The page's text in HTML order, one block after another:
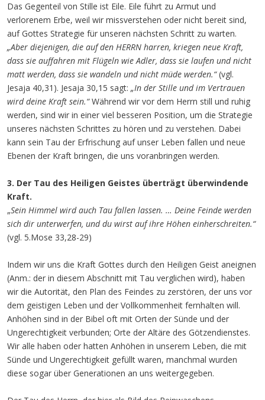
Das Gegenteil von Stille ist Eile. Eile führt zu Armut und
verlorenem Erbe, weil wir missverstehen oder nicht bereit sind,
auf Gottes Strategie für unseren nächsten Schritt zu warten.
„Aber diejenigen, die auf den HERRN harren, kriegen neue Kraft,
dass sie auffahren mit Flügeln wie Adler, dass sie laufen und nicht
matt werden, dass sie wandeln und nicht müde werden.“(vgl.
Jesaja 40,31). Jesaja 30,15 sagt: „In der Stille und im Vertrauen
wird deine Kraft sein.“Während wir vor dem Herrn still und ruhig
werden, sind wir in einer viel besseren Position, um die Strategie
unseres nächsten Schrittes zu hören und zu verstehen. Dabei
kann sein Tau der Erfrischung auf unser Leben fallen und neue
Ebenen der Kraft bringen, die uns voranbringen werden.
3. Der Tau des Heiligen Geistes überträgt überwindende
Kraft.
„Sein Himmel wird auch Tau fallen lassen. … Deine Feinde werden
sich dir unterwerfen, und du wirst auf ihre Höhen einherschreiten.“
(vgl. 5.Mose 33,28-29)
Indem wir uns die Kraft Gottes durch den Heiligen Geist aneignen
(Anm.: der in diesem Abschnitt mit Tau verglichen wird), haben
wir die Autorität, den Plan des Feindes zu zerstören, der uns vor
dem geistigen Leben und der Vollkommenheit fernhalten will.
Anhöhen sind in der Bibel oft mit Orten der Sünde und der
Ungerechtigkeit verbunden; Orte der Altäre des Götzendienstes.
Wir alle haben oder hatten Anhöhen in unserem Leben, die mit
Sünde und Ungerechtigkeit gefüllt waren, manchmal wurden
diese sogar über Generationen an uns weitergegeben.